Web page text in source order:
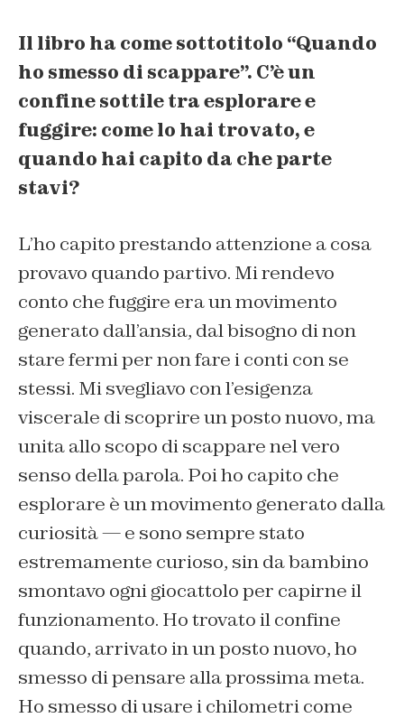
Il libro ha come sottotitolo “Quando
ho smesso di scappare”. C’è un
confine sottile tra esplorare e
fuggire: come lo hai trovato, e
quando hai capito da che parte
stavi?
L’ho capito prestando attenzione a cosa
provavo quando partivo. Mi rendevo
conto che fuggire era un movimento
generato dall’ansia, dal bisogno di non
stare fermi per non fare i conti con se
stessi. Mi svegliavo con l’esigenza
viscerale di scoprire un posto nuovo, ma
unita allo scopo di scappare nel vero
senso della parola. Poi ho capito che
esplorare è un movimento generato dalla
curiosità — e sono sempre stato
estremamente curioso, sin da bambino
smontavo ogni giocattolo per capirne il
funzionamento. Ho trovato il confine
quando, arrivato in un posto nuovo, ho
smesso di pensare alla prossima meta.
Ho smesso di usare i chilometri come